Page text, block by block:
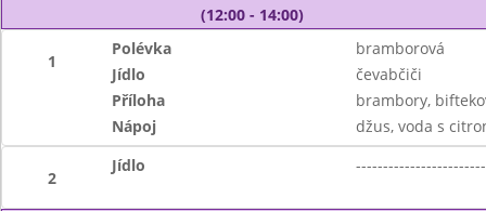
(12:00 - 14:00)
1
Polévka
bramborová
Jídlo
čevabčiči
Příloha
brambory,
Nápoj
džus, voda s
2
Jídlo